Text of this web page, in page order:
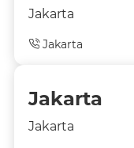
Jakarta
Jakarta
Jakarta
Jakarta